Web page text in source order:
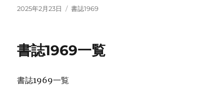
投
2025年2月23日
カ
ー
書誌1969
書誌1969一覧
書誌1969一覧